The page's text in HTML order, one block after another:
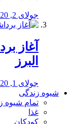
جولای 2, 2020
آغاز
البرز
جولای 1, 2020
شیوه زندگی
تمام شیوه
غذا
کودکان